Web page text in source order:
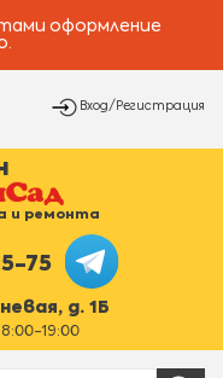
оформление
Вход/Регистрация
и ремонта
75
д. 1Б
19:00